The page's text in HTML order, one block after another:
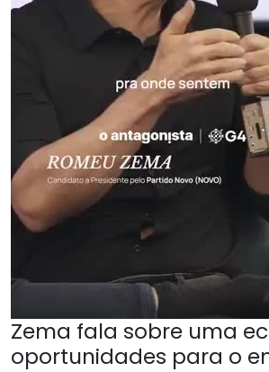
Zema fala sobre uma
oportunidades para o